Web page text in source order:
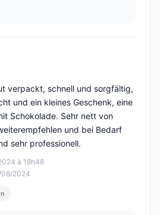
à 18h48
08/2024
verpackt, schnell und sorgfältig,
und ein kleines Geschenk, eine
Schokolade. Sehr nett von
und bei Bedarf
sehr professionell.